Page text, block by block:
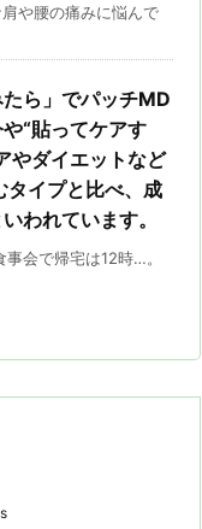
や腰の痛みに悩んで
ら」でパッチMD
“貼ってケアす
やダイエットなど
イプと比べ、成
われています。
会で帰宅は12時…。